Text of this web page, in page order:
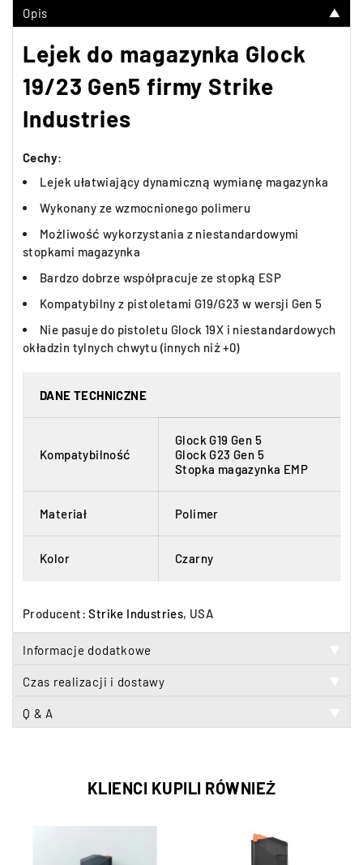
Opis ▼
Lejek do magazynka Glock
19/23 Gen5 firmy Strike
Industries
Cechy:
Lejek ułatwiający dynamiczną wymianę magazynka
Wykonany ze wzmocnionego polimeru
Możliwość wykorzystania z niestandardowymi
stopkami magazynka
Bardzo dobrze współpracuje ze stopką ESP
Kompatybilny z pistoletami G19/G23 w wersji Gen 5
Nie pasuje do pistoletu Glock 19X i niestandardowych
okładzin tylnych chwytu (innych niż +0)
DANE TECHNICZNE
Kompatybilność
Glock G19 Gen 5
Glock G23 Gen 5
Stopka magazynka EMP
Materiał Polimer
Kolor Czarny
Producent:Strike Industries, USA
Informacje dodatkowe
Czas realizacji i dostawy
Q & A
KLIENCI KUPILI RÓWNIEŻ